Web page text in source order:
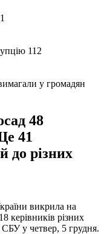
у громадян
48
41
до різних
викрила на
керівників різних
у четвер, 5 грудня.